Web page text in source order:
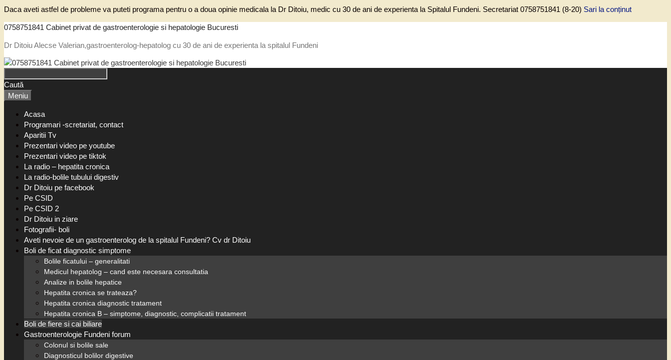
Daca aveti astfel de probleme va puteti programa pentru o a doua opinie medicala la Dr Ditoiu, medic cu 30 de ani de experienta la Spitalul Fundeni. Secretariat 0758751841 (8-20) Sari la conținut
0758751841 Cabinet privat de gastroenterologie si hepatologie Bucuresti
Dr Ditoiu Alecse Valerian,gastroenterolog-hepatolog cu 30 de ani de experienta la spitalul Fundeni
Caută
Meniu
Acasa
Programari -scretariat, contact
Aparitii Tv
Prezentari video pe youtube
Prezentari video pe tiktok
La radio – hepatita cronica
La radio-bolile tubului digestiv
Dr Ditoiu pe facebook
Pe CSID
Pe CSID 2
Dr Ditoiu in ziare
Fotografii- boli
Aveti nevoie de un gastroenterolog de la spitalul Fundeni? Cv dr Ditoiu
Boli de ficat diagnostic simptome
Bolile ficatului – generalitati
Medicul hepatolog – cand este necesara consultatia
Analize in bolile hepatice
Hepatita cronica se trateaza?
Hepatita cronica diagnostic tratament
Hepatita cronica B – simptome, diagnostic, complicatii tratament
Boli de fiere si cai biliare
Gastroenterologie Fundeni forum
Colonul si bolile sale
Diagnosticul bolilor digestive